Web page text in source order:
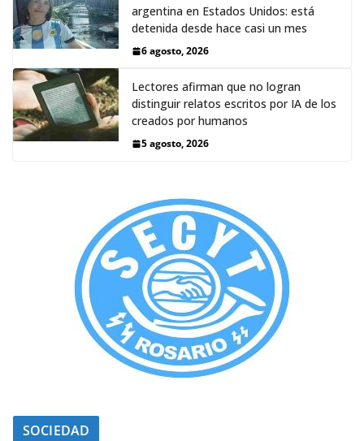
argentina en Estados Unidos: está
detenida desde hace casi un mes
6 agosto, 2026
Lectores afirman que no logran
distinguir relatos escritos por IA de los
creados por humanos
5 agosto, 2026
SOCIEDAD